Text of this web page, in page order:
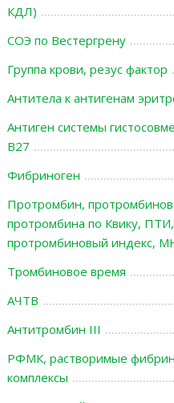
КДЛ)
СОЭ по Вестергрену
Группа крови, резус фактор
Антитела к антигенам
Антиген системы
B27
Фибриноген
Протромбин,
протромбина по Квику, ПТИ,
протромбиновый индекс,
Тромбиновое время
АЧТВ
Антитромбин III
РФМК, растворимые
комплексы